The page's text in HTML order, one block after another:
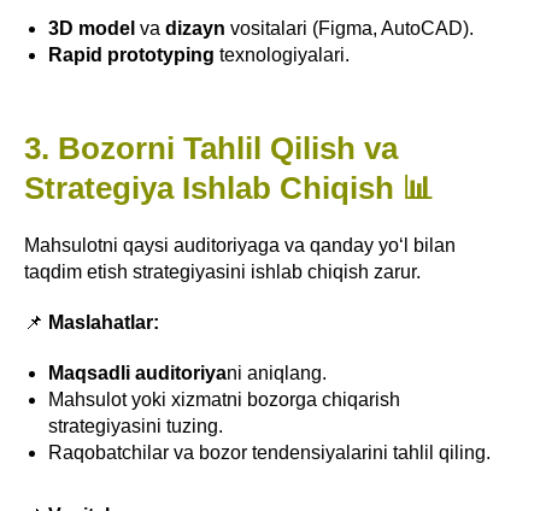
3D model va dizayn vositalari (Figma, AutoCAD).
Rapid prototyping texnologiyalari.
3. Bozorni Tahlil Qilish va
Strategiya Ishlab Chiqish 📊
Mahsulotni qaysi auditoriyaga va qanday yo‘l bilan
taqdim etish strategiyasini ishlab chiqish zarur.
📌 Maslahatlar:
Maqsadli auditoriyani aniqlang.
Mahsulot yoki xizmatni bozorga chiqarish
strategiyasini tuzing.
Raqobatchilar va bozor tendensiyalarini tahlil qiling.